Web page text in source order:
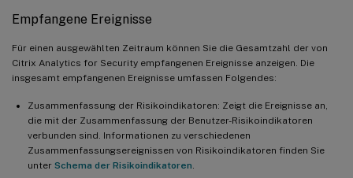
Empfangene Ereignisse
Für einen ausgewählten Zeitraum können Sie die Gesamtzahl der von
Citrix Analytics for Security empfangenen Ereignisse anzeigen. Die
insgesamt empfangenen Ereignisse umfassen Folgendes:
Zusammenfassung der Risikoindikatoren: Zeigt die Ereignisse an,
die mit der Zusammenfassung der Benutzer-Risikoindikatoren
verbunden sind. Informationen zu verschiedenen
Zusammenfassungsereignissen von Risikoindikatoren finden Sie
unter Schema der Risikoindikatoren